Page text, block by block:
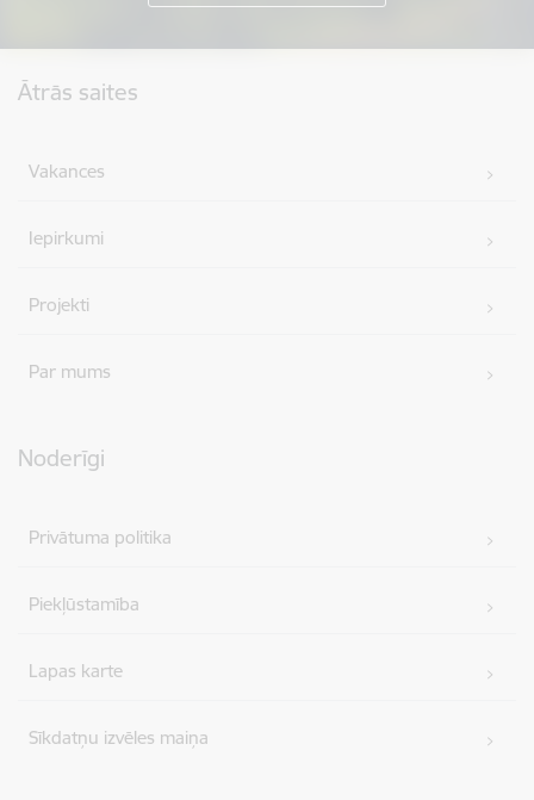
Ātrās saites
Vakances
Iepirkumi
Projekti
Par mums
Noderīgi
Privātuma politika
Piekļūstamība
Lapas karte
Sīkdatņu izvēles maiņa